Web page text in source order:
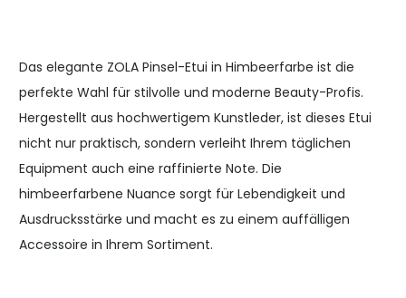
Das elegante ZOLA Pinsel-Etui in Himbeerfarbe ist die
perfekte Wahl für stilvolle und moderne Beauty-Profis.
Hergestellt aus hochwertigem Kunstleder, ist dieses Etui
nicht nur praktisch, sondern verleiht Ihrem täglichen
Equipment auch eine raffinierte Note. Die
himbeerfarbene Nuance sorgt für Lebendigkeit und
Ausdrucksstärke und macht es zu einem auffälligen
Accessoire in Ihrem Sortiment.